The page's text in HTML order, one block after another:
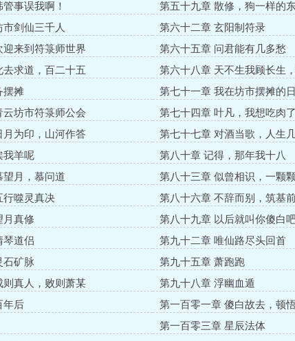
事误我啊！
第五十九章 散修，狗一样的
剑仙三千人
第六十二章 玄阳制符录
迎来到符箓师世界
第六十五章 问君能有几多愁
去求道，百二十五
第六十八章 天不生我顾长生
夜！
摆摊
第七十一章 我在坊市摆摊的
云坊市符箓师公会
第七十四章 叶凡，我想吃肉了
月为印，山河作答
第七十七章 对酒当歌，人生
我羊呢
第八十章 记得，那年我十八
望月，慕问道
第八十三章 似曾相识，一颗颗
行噬灵真决
第八十六章 不辞而别，筑基
月真修
第八十九章 以后就叫你傻白
琴道侣
第九十二章 唯仙路尽头回首
石矿脉
第九十五章 萧跑跑
则真人，败则萧某
第九十八章 浮幽血遁
年后
第一百零一章 傻白故去，顿
第一百零三章 星辰法体